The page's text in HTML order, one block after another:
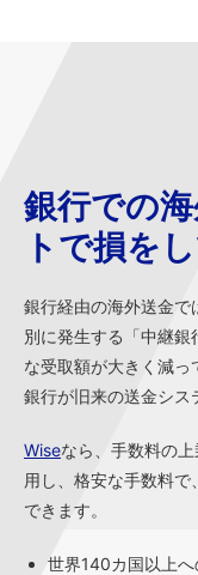
銀行での
トで損を
銀行経由の海外送金で
別に発生する「中継
な受取額が大きく減
銀行が旧来の送金シス
Wiseなら、手数料の
用し、格安な手数料
できます。
世界140カ国以上